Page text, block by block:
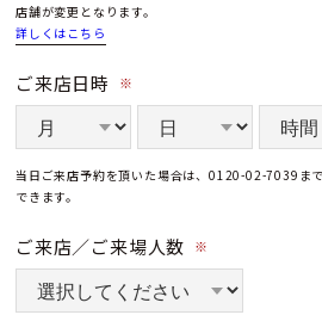
店舗が変更となります。
詳しくはこちら
ご来店日時 ※
当日ご来店予約を頂いた場合は、0120-02-7039ま
できます。
ご来店／ご来場人数 ※